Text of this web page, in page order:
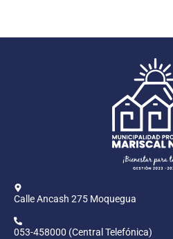
Calle Ancash 275 Moquegua
053-458000 (Central Telefónica)